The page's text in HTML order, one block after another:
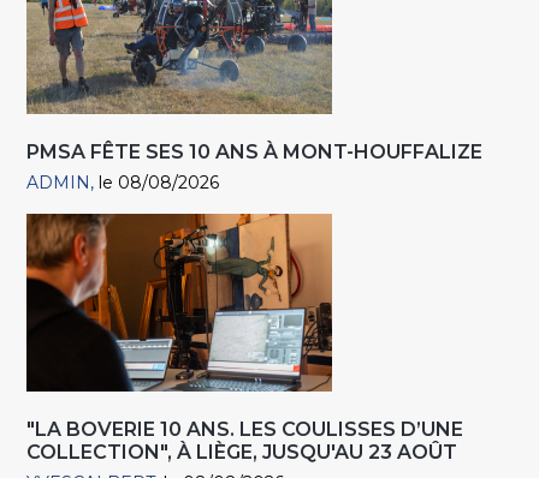
PMSA FÊTE SES 10 ANS À MONT-HOUFFALIZE
ADMIN le 08/08/2026
"LA BOVERIE 10 ANS. LES COULISSES D’UNE
COLLECTION", À LIÈGE, JUSQU'AU 23 AOÛT